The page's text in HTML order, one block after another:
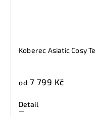
Koberec Asiatic Cosy
od 7 799 Kč
Detail